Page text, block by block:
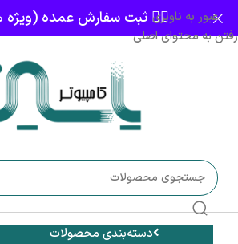
عبور به ناوبری
رفتن به محتوای اصلی
👈🏻 ثبت سفارش عمده (ویژه
دسته‌بندی محصولات